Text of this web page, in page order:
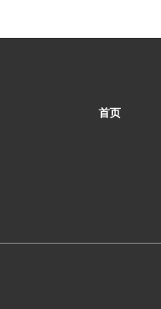
首页